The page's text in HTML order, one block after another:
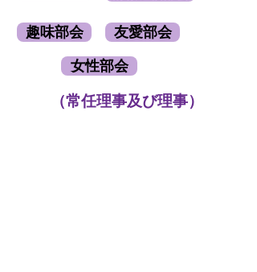
趣味部会 友愛部会
女性部会
​（常任理事及び理事）